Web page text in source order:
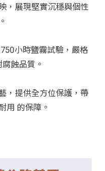
，展現堅實沉穩與個性
750小時鹽霧試驗，嚴格
蝕品質。
，提供全方位保護，帶
用 的保障。